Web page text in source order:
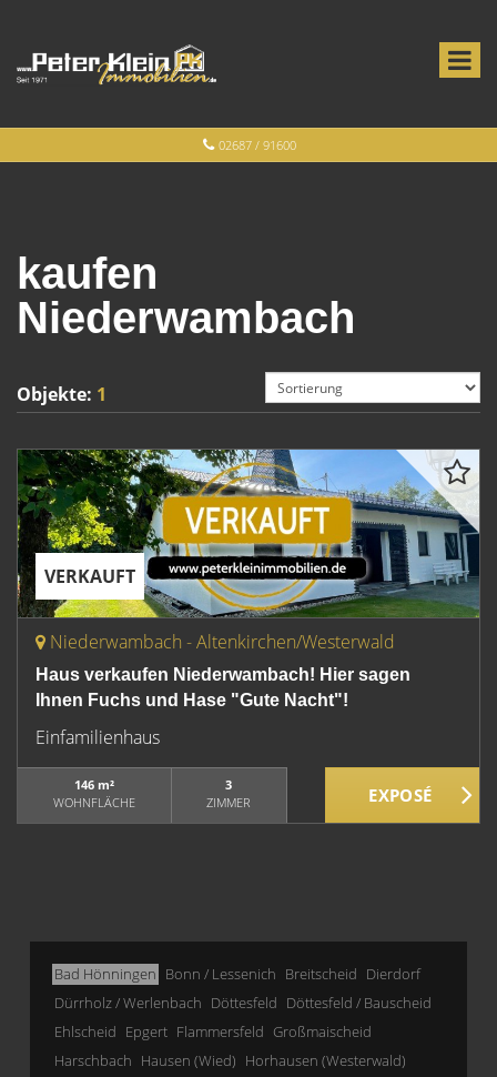
02687 / 91600
kaufen
Niederwambach
Objekte: 1
VERKAUFT
Niederwambach - Altenkirchen/Westerwald
Haus verkaufen Niederwambach! Hier sagen
Ihnen Fuchs und Hase "Gute Nacht"!
Einfamilienhaus
146 m²
WOHNFLÄCHE
3
ZIMMER
Bad Hönningen Bonn / Lessenich Breitscheid Dierdorf
Dürrholz / Werlenbach Döttesfeld Döttesfeld / Bauscheid
Ehlscheid Epgert Flammersfeld Großmaischeid
Harschbach Hausen (Wied) Horhausen (Westerwald)